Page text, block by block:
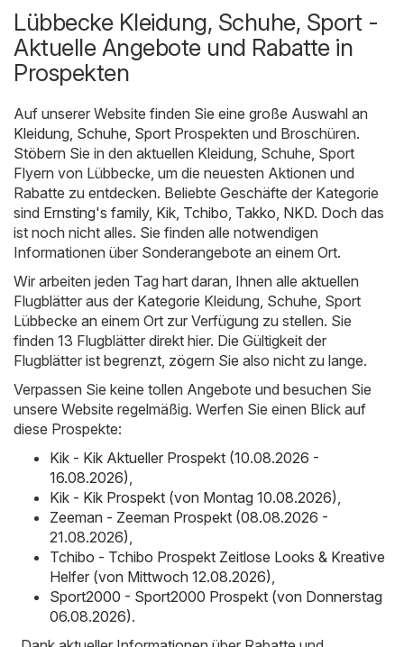
Lübbecke Kleidung, Schuhe, Sport -
Aktuelle Angebote und Rabatte in
Prospekten
Auf unserer Website finden Sie eine große Auswahl an
Kleidung, Schuhe, Sport Prospekten und Broschüren.
Stöbern Sie in den aktuellen Kleidung, Schuhe, Sport
Flyern von Lübbecke, um die neuesten Aktionen und
Rabatte zu entdecken. Beliebte Geschäfte der Kategorie
sind Ernsting's family, Kik, Tchibo, Takko, NKD. Doch das
ist noch nicht alles. Sie finden alle notwendigen
Informationen über Sonderangebote an einem Ort.
Wir arbeiten jeden Tag hart daran, Ihnen alle aktuellen
Flugblätter aus der Kategorie Kleidung, Schuhe, Sport
Lübbecke an einem Ort zur Verfügung zu stellen. Sie
finden 13 Flugblätter direkt hier. Die Gültigkeit der
Flugblätter ist begrenzt, zögern Sie also nicht zu lange.
Verpassen Sie keine tollen Angebote und besuchen Sie
unsere Website regelmäßig. Werfen Sie einen Blick auf
diese Prospekte:
Kik - Kik Aktueller Prospekt (10.08.2026 -
16.08.2026),
Kik - Kik Prospekt (von Montag 10.08.2026),
Zeeman - Zeeman Prospekt (08.08.2026 -
21.08.2026),
Tchibo - Tchibo Prospekt Zeitlose Looks & Kreative
Helfer (von Mittwoch 12.08.2026),
Sport2000 - Sport2000 Prospekt (von Donnerstag
06.08.2026).